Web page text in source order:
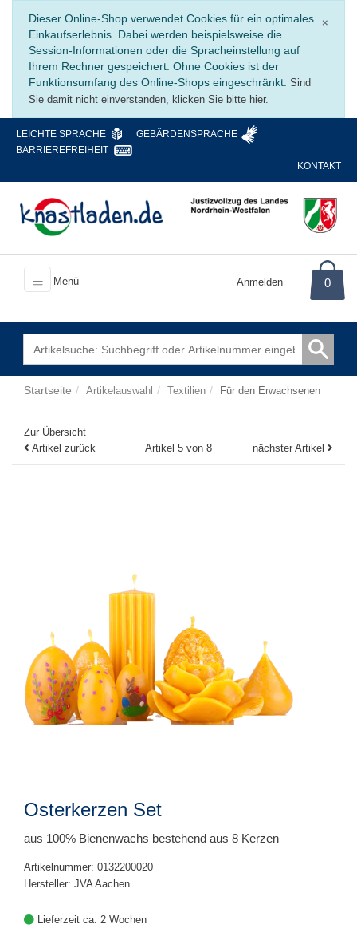
×
Dieser Online-Shop verwendet Cookies für ein optimales
Einkaufserlebnis. Dabei werden beispielsweise die
Session-Informationen oder die Spracheinstellung auf
Ihrem Rechner gespeichert. Ohne Cookies ist der
Funktionsumfang des Online-Shops eingeschränkt. Sind
Sie damit nicht einverstanden, klicken Sie bitte hier.
LEICHTE SPRACHE
GEBÄRDENSPRACHE
BARRIEREFREIHEIT
KONTAKT
Menü Anmelden 0
Startseite Artikelauswahl Textilien Für den Erwachsenen
Zur Übersicht
Artikel zurück
Artikel 5 von 8 nächster Artikel
Osterkerzen Set
aus 100% Bienenwachs bestehend aus 8 Kerzen
Artikelnummer: 0132200020
Hersteller: JVA Aachen
Lieferzeit ca. 2 Wochen